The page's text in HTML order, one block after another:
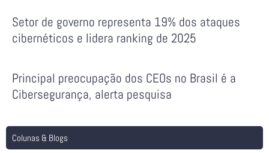
Setor de governo representa 19% dos ataques
cibernéticos e lidera ranking de 2025
Principal preocupação dos CEOs no Brasil é a
Cibersegurança, alerta pesquisa
Colunas & Blogs